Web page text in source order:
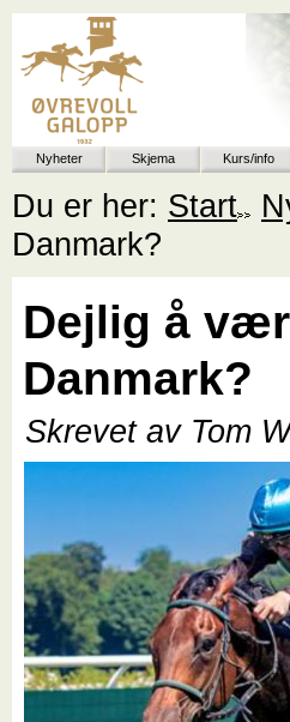
Nyheter Skjema Kurs/info
Du er her: Start
Danmark?
Dejlig å
Danmark?
Skrevet av Tom